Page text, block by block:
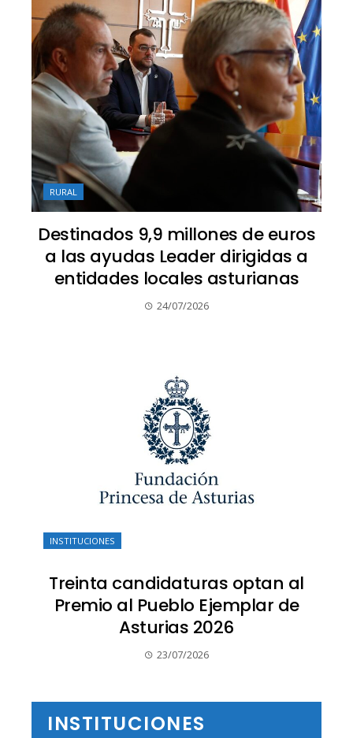
RURAL
Destinados 9,9 millones de euros
a las ayudas Leader dirigidas a
entidades locales asturianas
24/07/2026
INSTITUCIONES
Treinta candidaturas optan al
Premio al Pueblo Ejemplar de
Asturias 2026
23/07/2026
INSTITUCIONES